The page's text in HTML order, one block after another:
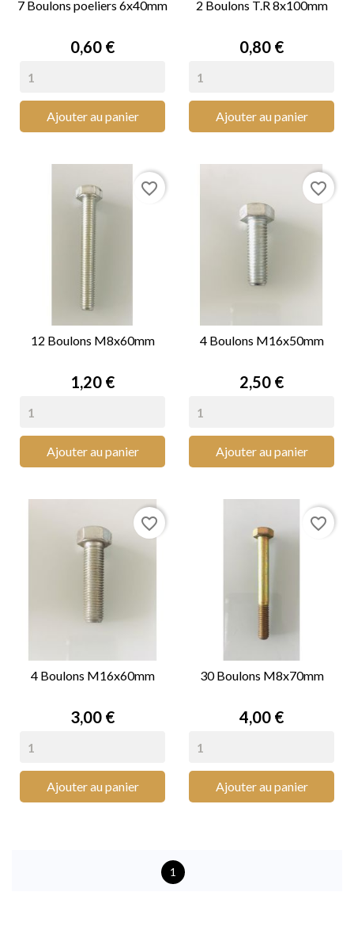
7 Boulons poeliers 6x40mm
Prix
0,60 €
Ajouter au panier
2 Boulons T.R 8x100mm
Prix
0,80 €
Ajouter au panier
12 Boulons M8x60mm
Prix
1,20 €
Ajouter au panier
favorite_border
4 Boulons M16x50mm
Prix
2,50 €
Ajouter au panier
favorite_border
4 Boulons M16x60mm
Prix
3,00 €
Ajouter au panier
favorite_border
30 Boulons M8x70mm
Prix
4,00 €
Ajouter au panier
favorite_border
1